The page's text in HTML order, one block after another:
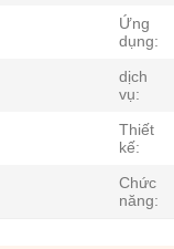
Ứng
dụng:
dịch
vụ:
Thiết
kế:
Chức
năng: